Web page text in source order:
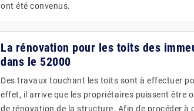
ont été convenus.
La rénovation pour les toits des
dans le 52000
Des travaux touchant les toits sont à effectuer
effet, il arrive que les propriétaires puissent être
de rénovation de la structure. Afin de procéder à